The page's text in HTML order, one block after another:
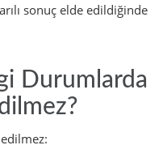
sonuç elde edildiğinde
Durumlarda